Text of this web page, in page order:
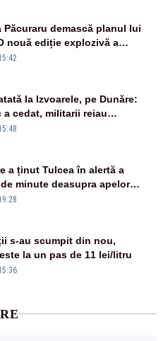
Păcuraru demască planul lui
nouă ediție explozivă a
Zilei” la Realitatea PLUS
la Izvoarele, pe Dunăre:
a cedat, militarii reiau
– VIDEO
a ținut Tulcea în alertă a
minute deasupra apelor
Au fost ridicate două F-16
s-au scumpit din nou,
la un pas de 11 lei/litru